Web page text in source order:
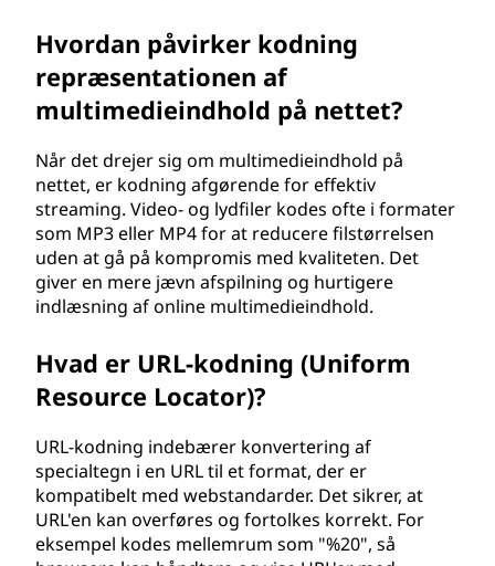
Hvordan påvirker kodning
repræsentationen af
multimedieindhold på nettet?
Når det drejer sig om multimedieindhold på
nettet, er kodning afgørende for effektiv
streaming. Video- og lydfiler kodes ofte i formater
som MP3 eller MP4 for at reducere filstørrelsen
uden at gå på kompromis med kvaliteten. Det
giver en mere jævn afspilning og hurtigere
indlæsning af online multimedieindhold.
Hvad er URL-kodning (Uniform
Resource Locator)?
URL-kodning indebærer konvertering af
specialtegn i en URL til et format, der er
kompatibelt med webstandarder. Det sikrer, at
URL'en kan overføres og fortolkes korrekt. For
eksempel kodes mellemrum som "%20", så